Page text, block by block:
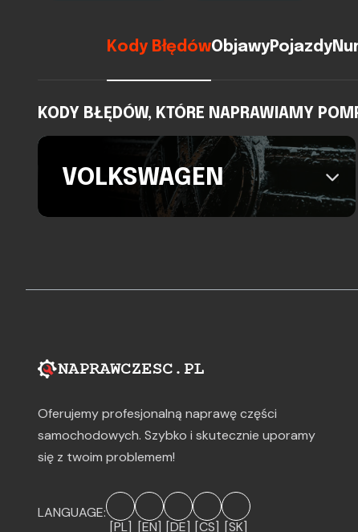
Kody BłędówObjawyPojazdy
KODY BŁĘDÓW, KTÓRE NAPRAWIAMY
VOLKSWAGEN
Oferujemy profesjonalną naprawę części
samochodowych. Szybko i skutecznie uporamy
się z twoim problemem!
LANGUAGE:
[PL] [EN] [DE] [CS] [SK]